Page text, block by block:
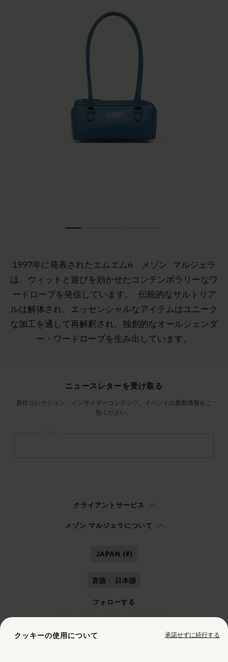
1997年に発表されたエムエム6 メゾン マルジェラ
は、ウィットと遊びを効かせたコンテンポラリーなワ
ードローブを発信しています。 伝統的なサルトリア
ルは解体され、エッセンシャルなアイテムはユニーク
な加工を通して再解釈され、独創的なオールジェンダ
ー・ワードローブを生み出しています。
ニュースレターを受け取る
新作コレクション、インサイダーコンテンツ、イベントの最新情報をご
覧ください。
プライバシーポリシー を読み、私はマルジェラ S.A.S.U. が
の 3.1.b) 項に記載されたマーケティング*目的のために私の個人データを
クライアントサービス
メゾン マルジェラについて
JAPAN (¥)
言語 : 日本語
フォローする
クッキーの使用について 承諾せずに続行する